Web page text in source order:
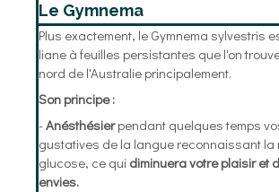
Le Gymnema
Plus exactement, le Gymnema sylvestris
liane à feuilles persistantes que l'on
nord de l'Australie principalement.
Son principe :
-Anésthésierpendant quelques temps
gustatives de la langue reconnaissant la
glucose, ce qui diminuera votre plaisir et
envies.